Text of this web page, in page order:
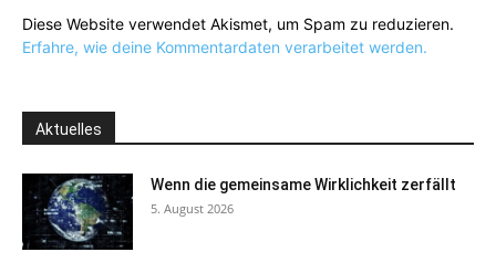
Diese Website verwendet Akismet, um Spam zu reduzieren.
Erfahre, wie deine Kommentardaten verarbeitet werden.
Aktuelles
Wenn die gemeinsame Wirklichkeit zerfällt
5. August 2026